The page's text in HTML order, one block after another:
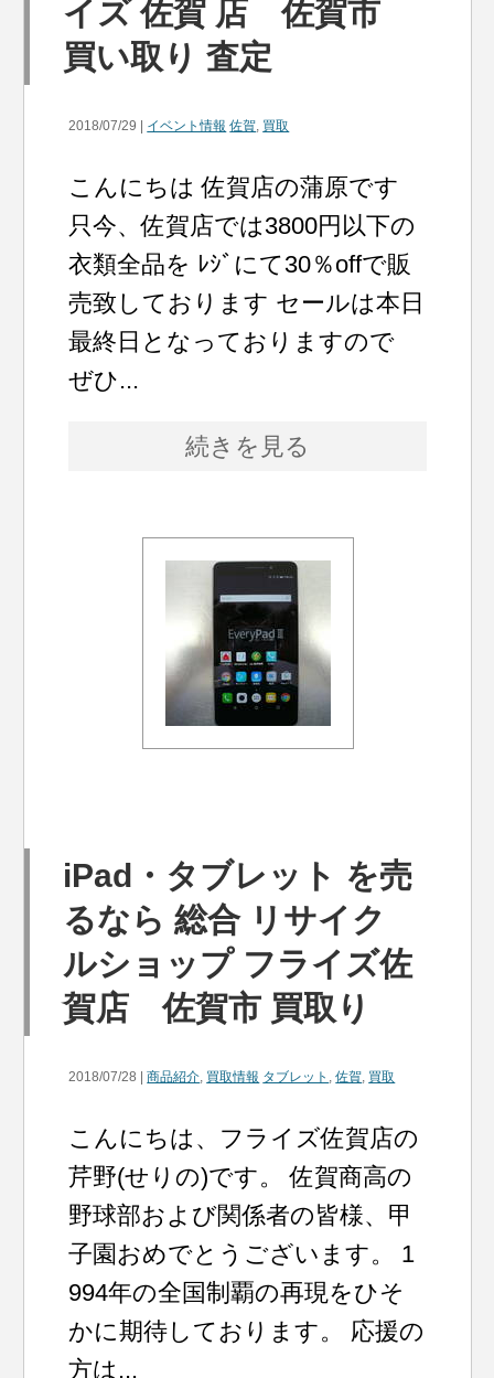
イズ 佐賀 店 佐賀市
買い取り 査定
2018/07/29 | イベント情報 佐賀, 買取
こんにちは 佐賀店の蒲原です
只今、佐賀店では3800円以下の
衣類全品を ﾚｼﾞにて30％offで販
売致しております セールは本日
最終日となっておりますので
ぜひ...
続きを見る
iPad・タブレット を売
るなら 総合 リサイク
ルショップ フライズ佐
賀店 佐賀市 買取り
2018/07/28 |商品紹介, 買取情報 タブレット ,佐賀, 買取
こんにちは、フライズ佐賀店の
芹野(せりの)です。 佐賀商高の
野球部および関係者の皆様、甲
子園おめでとうございます。 1
994年の全国制覇の再現をひそ
かに期待しております。 応援の
方は...